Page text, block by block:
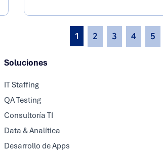
1 2 3 4 5
Soluciones
IT Staffing
QA Testing
Consultoría TI
Data & Analítica
Desarrollo de Apps